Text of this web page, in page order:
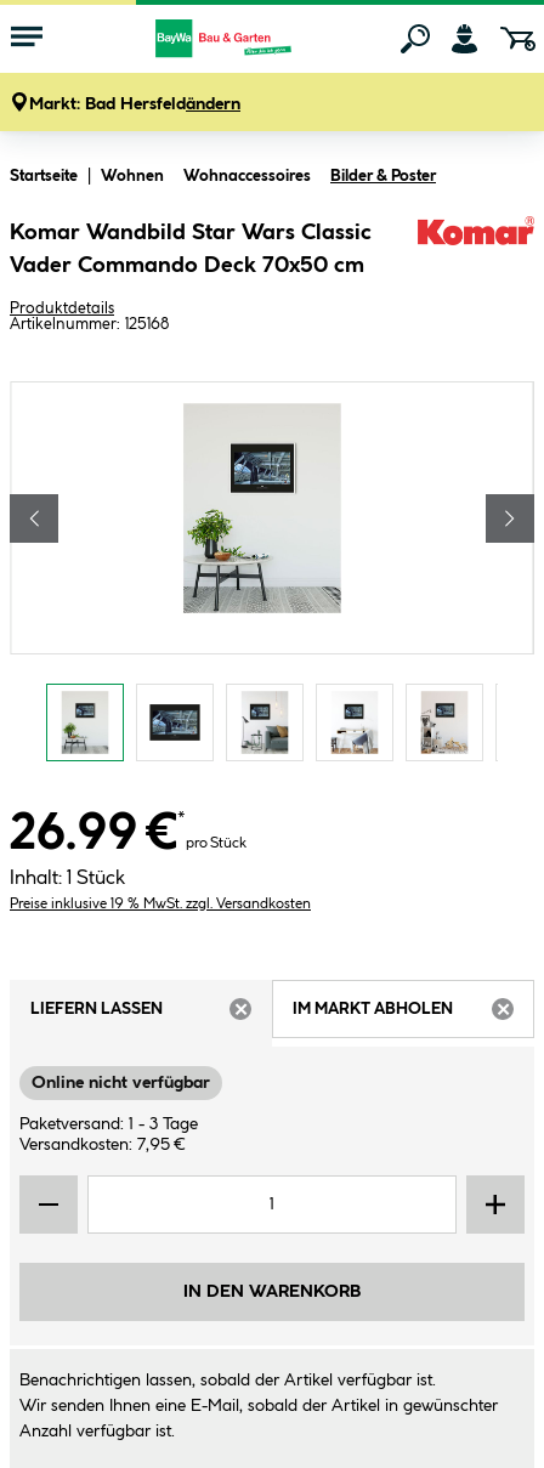
Markt: Bad Hersfeldändern
Startseite Wohnen Wohnaccessoires Bilder & Poster
Komar Wandbild Star Wars Classic
Vader Commando Deck 70x50 cm
Produktdetails
Artikelnummer: 125168
26.99 €*
pro Stück
Inhalt: 1 Stück
Preise inklusive 19 % MwSt. zzgl. Versandkosten
LIEFERN LASSEN
IM MARKT ABHOLEN
Online nicht verfügbar
Paketversand: 1 - 3 Tage
Versandkosten: 7,95 €
IN DEN WARENKORB
Benachrichtigen lassen, sobald der Artikel verfügbar ist.
Wir senden Ihnen eine E-Mail, sobald der Artikel in gewünschter
Anzahl verfügbar ist.